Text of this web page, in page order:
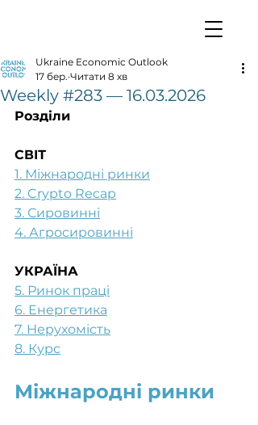
Weekly #283 — 16.03.2026
Ukraine Economic Outlook
17 бер. Читати 8 хв
Розділи
СВІТ
1. Міжнародні ринки
2. Crypto Recap
3. Сировинні
4. Агросировинні
УКРАЇНА
5. Ринок праці
6. Енергетика
7. Нерухомість
8. Курс
Міжнародні ринки